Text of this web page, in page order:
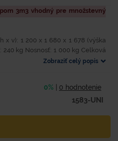
3m3 vhodný pre množstevný
x v): 1 200 x 1 680 x 1 678 (výška
kg Nosnosť: 1 000 kg Celková
Zobraziť celý popis
0% 0 hodnotenie
1583-UNI